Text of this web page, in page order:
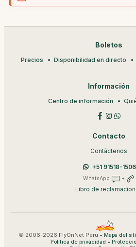
Boletos
Precios Disponibilidad en directo
Información
Centro de información
Contacto
Contáctenos
+51 91518-1506
WhatsApp +
Libro de
© 2006-2026 FlyOnNet Peru • Mapa del
Política de privacidad •